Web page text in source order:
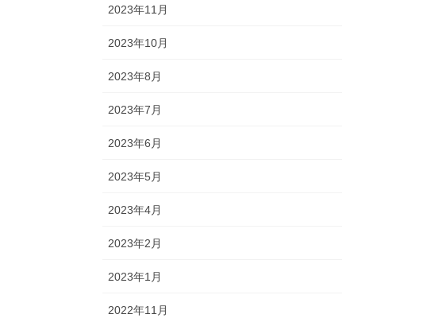
2023年11月
2023年10月
2023年8月
2023年7月
2023年6月
2023年5月
2023年4月
2023年2月
2023年1月
2022年11月